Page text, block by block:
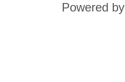
Powered by